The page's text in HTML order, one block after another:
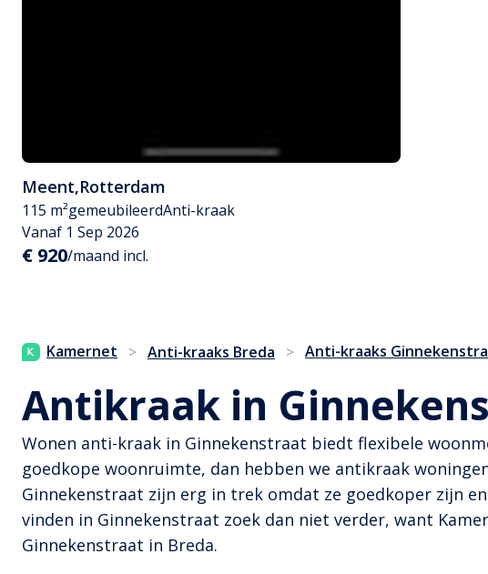
Meent,Rotterdam
115 m²gemeubileerdAnti-kraak
Vanaf 1 Sep 2026
€ 920/maand incl.
Kamernet > Anti-kraaks Breda > Anti-kraaks
Antikraak in
Wonen anti-kraak in Ginnekenstraat biedt flexibele
goedkope woonruimte, dan hebben we antikraak
Ginnekenstraat zijn erg in trek omdat ze goedkoper zijn
vinden in Ginnekenstraat zoek dan niet verder, want
Ginnekenstraat in Breda.